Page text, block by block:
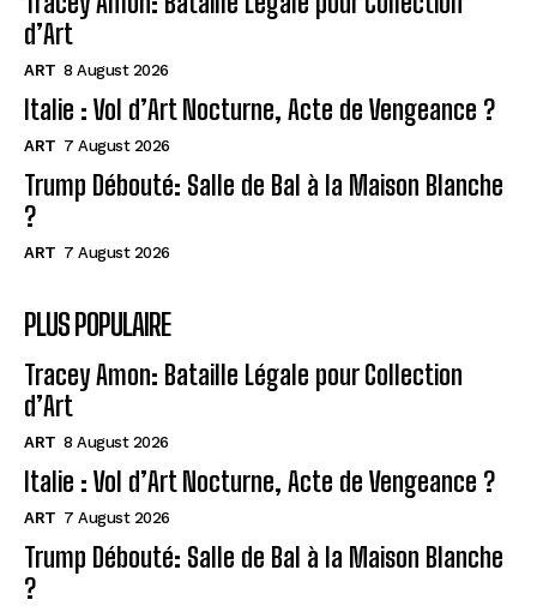
d’Art
ART 8 August 2026
Italie : Vol d’Art Nocturne, Acte de Vengeance ?
ART 7 August 2026
Trump Débouté: Salle de Bal à la Maison Blanche
?
ART 7 August 2026
PLUS POPULAIRE
Tracey Amon: Bataille Légale pour Collection
d’Art
ART 8 August 2026
Italie : Vol d’Art Nocturne, Acte de Vengeance ?
ART 7 August 2026
Trump Débouté: Salle de Bal à la Maison Blanche
?